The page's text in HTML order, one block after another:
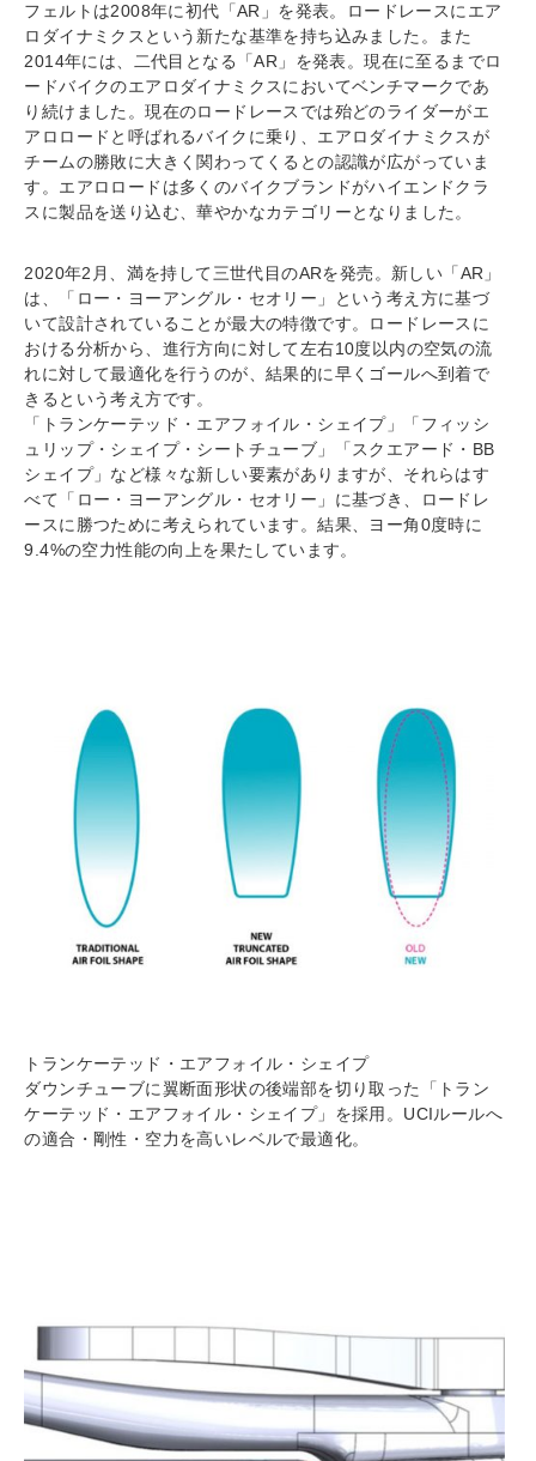
フェルトは2008年に初代「AR」を発表。ロードレースにエア
ロダイナミクスという新たな基準を持ち込みました。また
2014年には、二代目となる「AR」を発表。現在に至るまでロ
ードバイクのエアロダイナミクスにおいてベンチマークであ
り続けました。現在のロードレースでは殆どのライダーがエ
アロロードと呼ばれるバイクに乗り、エアロダイナミクスが
チームの勝敗に大きく関わってくるとの認識が広がっていま
す。エアロロードは多くのバイクブランドがハイエンドクラ
スに製品を送り込む、華やかなカテゴリーとなりました。
2020年2月、満を持して三世代目のARを発売。新しい「AR」
は、「ロー・ヨーアングル・セオリー」という考え方に基づ
いて設計されていることが最大の特徴です。ロードレースに
おける分析から、進行方向に対して左右10度以内の空気の流
れに対して最適化を行うのが、結果的に早くゴールへ到着で
きるという考え方です。
「トランケーテッド・エアフォイル・シェイプ」「フィッシ
ュリップ・シェイプ・シートチューブ」「スクエアード・BB
シェイプ」など様々な新しい要素がありますが、それらはす
べて「ロー・ヨーアングル・セオリー」に基づき、ロードレ
ースに勝つために考えられています。結果、ヨー角0度時に
9.4%の空力性能の向上を果たしています。
トランケーテッド・エアフォイル・シェイプ
ダウンチューブに翼断面形状の後端部を切り取った「トラン
ケーテッド・エアフォイル・シェイプ」を採用。UCIルールへ
の適合・剛性・空力を高いレベルで最適化。